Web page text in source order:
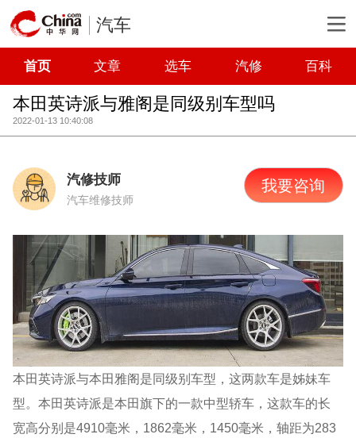
汽车
首页 文章 选车 汽修 百科
本田英诗派与雅阁是同级别车型吗
2022-01-13 10:40:08
汽修技师
汽车维修技师
我要咨询
本田英诗派与本田雅阁是同级别车型，这两款车是姊妹车
型。本田英诗派是本田旗下的一款中型轿车，这款车的长
宽高分别是4910毫米，1862毫米，1450毫米，轴距为283